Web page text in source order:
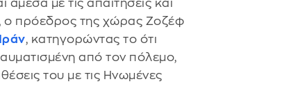
άμεσα με τις απαιτήσεις και
ο πρόεδρος της χώρας Ζοζέφ
, κατηγορώντας το ότι
από τον πόλεμο,
του με τις Ηνωμένες